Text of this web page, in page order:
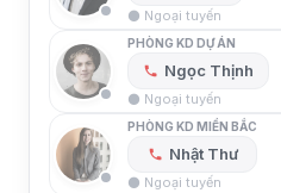
⚫ Ngoại tuyến
PHÒNG KD DỰ ÁN
Ngọc Thịnh
⚫ Ngoại tuyến
PHÒNG KD MIỀN BẮC
Nhật Thư
⚫ Ngoại tuyến